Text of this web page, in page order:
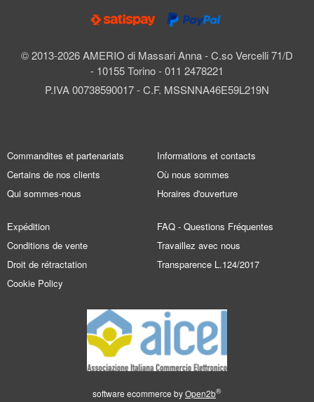
© 2013-2026 AMERIO di Massari Anna - C.so Vercelli 71/D
- 10155 Torino - 011 2478221
P.IVA 00738590017 - C.F. MSSNNA46E59L219N
Commandites et partenariats
Certains de nos clients
Qui sommes-nous
Informations et contacts
Où nous sommes
Horaires d'ouverture
Expédition
Conditions de vente
Droit de rétractation
Cookie Policy
FAQ - Questions Fréquentes
Travaillez avec nous
Transparence L.124/2017
software ecommerce byOpen2b®